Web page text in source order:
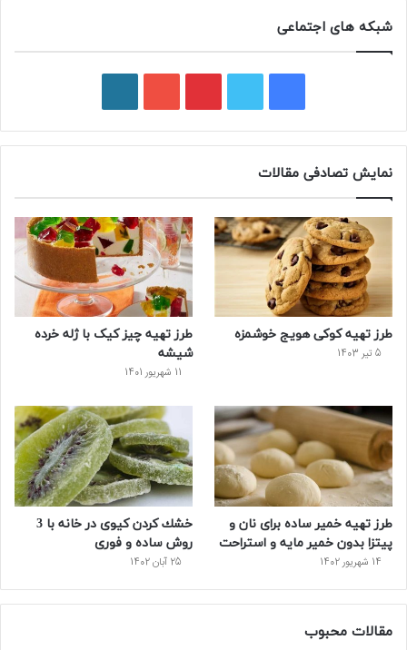
شبکه های اجتماعی
ی
س
ب
و
ک
و
ی
ت
ی
ت
ر
ی
س
ت
و
ی
و
ب
ر
پ
ر
س
نمایش تصادفی مقالات
طرز تهیه کوکی هویج خوشمزه
5 تیر 1403
طرز تهیه چیز کیک با ژله خرده
شیشه
11 شهریور 1401
طرز تهیه خمیر ساده برای نان و
پیتزا بدون خمیر مایه و استراحت
14 شهریور 1402
خشك كردن كيوی در خانه با 3
روش ساده و فوری
25 آبان 1402
مقالات محبوب